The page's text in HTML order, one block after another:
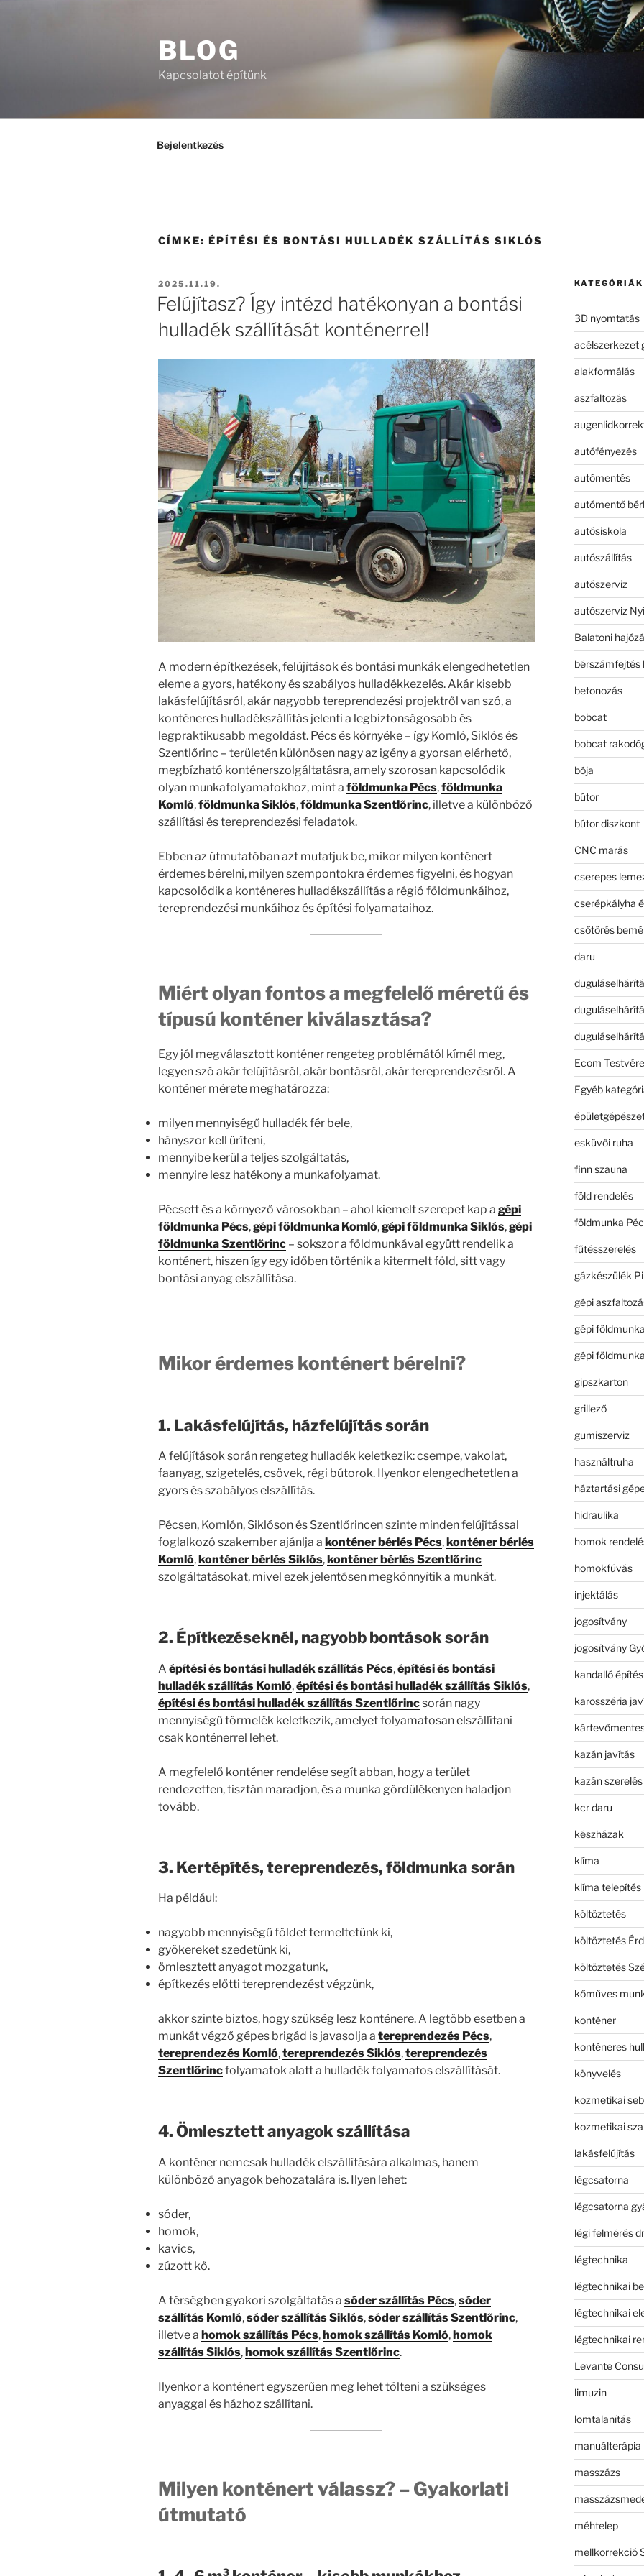
BLOG
Kapcsolatot építünk
Bejelentkezés
CÍMKE: ÉPÍTÉSI ÉS BONTÁSI HULLADÉK SZÁLLÍTÁS SIKLÓS
BEKÜLDVE:
2025.11.19.
Felújítasz? Így intézd hatékonyan a bontási
hulladék szállítását konténerrel!
A modern építkezések, felújítások és bontási munkák elengedhetetlen
eleme a gyors, hatékony és szabályos hulladékkezelés. Akár kisebb
lakásfelújításról, akár nagyobb tereprendezési projektről van szó, a
konténeres hulladékszállítás jelenti a legbiztonságosabb és
legpraktikusabb megoldást. Pécs és környéke – így Komló, Siklós és
Szentlőrinc – területén különösen nagy az igény a gyorsan elérhető,
megbízható konténerszolgáltatásra, amely szorosan kapcsolódik
olyan munkafolyamatokhoz, mint a földmunka Pécs,földmunka
Komló,földmunka Siklós,földmunka Szentlőrinc, illetve a különböző
szállítási és tereprendezési feladatok.
Ebben az útmutatóban azt mutatjuk be, mikor milyen konténert
érdemes bérelni, milyen szempontokra érdemes figyelni, és hogyan
kapcsolódik a konténeres hulladékszállítás a régió földmunkáihoz,
tereprendezési munkáihoz és építési folyamataihoz.
Miért olyan fontos a megfelelő méretű és
típusú konténer kiválasztása?
Egy jól megválasztott konténer rengeteg problémától kímél meg,
legyen szó akár felújításról, akár bontásról, akár tereprendezésről. A
konténer mérete meghatározza:
milyen mennyiségű hulladék fér bele,
hányszor kell üríteni,
mennyibe kerül a teljes szolgáltatás,
mennyire lesz hatékony a munkafolyamat.
Pécsett és a környező városokban – ahol kiemelt szerepet kap a gépi
földmunka Pécs,gépi földmunka Komló,gépi földmunka Siklós,gépi
földmunka Szentlőrinc – sokszor a földmunkával együtt rendelik a
konténert, hiszen így egy időben történik a kitermelt föld, sitt vagy
bontási anyag elszállítása.
Mikor érdemes konténert bérelni?
1. Lakásfelújítás, házfelújítás során
A felújítások során rengeteg hulladék keletkezik: csempe, vakolat,
faanyag, szigetelés, csövek, régi bútorok. Ilyenkor elengedhetetlen a
gyors és szabályos elszállítás.
Pécsen, Komlón, Siklóson és Szentlőrincen szinte minden felújítással
foglalkozó szakember ajánlja a konténer bérlés Pécs, konténer bérlés
Komló, konténer bérlés Siklós, konténer bérlés Szentlőrinc
szolgáltatásokat, mivel ezek jelentősen megkönnyítik a munkát.
2. Építkezéseknél, nagyobb bontások során
A építési és bontási hulladék szállítás Pécs,építési és bontási
hulladék szállítás Komló,építési és bontási hulladék szállítás Siklós,
építési és bontási hulladék szállítás Szentlőrincsorán nagy
mennyiségű törmelék keletkezik, amelyet folyamatosan elszállítani
csak konténerrel lehet.
A megfelelő konténer rendelése segít abban, hogy a terület
rendezetten, tisztán maradjon, és a munka gördülékenyen haladjon
tovább.
3. Kertépítés, tereprendezés, földmunka során
Ha például:
nagyobb mennyiségű földet termeltetünk ki,
gyökereket szedetünk ki,
ömlesztett anyagot mozgatunk,
építkezés előtti tereprendezést végzünk,
akkor szinte biztos, hogy szükség lesz konténere. A legtöbb esetben a
munkát végző gépes brigád is javasolja a tereprendezés Pécs,
tereprendezés Komló,tereprendezés Siklós,tereprendezés
Szentlőrincfolyamatok alatt a hulladék folyamatos elszállítását.
4. Ömlesztett anyagok szállítása
A konténer nemcsak hulladék elszállítására alkalmas, hanem
különböző anyagok behozatalára is. Ilyen lehet:
sóder,
homok,
kavics,
zúzott kő.
A térségben gyakori szolgáltatás a sóder szállítás Pécs,sóder
szállítás Komló,sóder szállítás Siklós,sóder szállítás Szentlőrinc,
illetve a homok szállítás Pécs,homok szállítás Komló,homok
szállítás Siklós,homok szállítás Szentlőrinc.
Ilyenkor a konténert egyszerűen meg lehet tölteni a szükséges
anyaggal és házhoz szállítani.
Milyen konténert válassz? – Gyakorlati
útmutató
KATEGÓRIÁK
3D nyomtatás
acélszerkezet
alakformálás
aszfaltozás
autófényezés
autómentés
autómentő
autósiskola
autószállítás
autószerviz
autószerviz
Balatoni
bérszámfejtés
betonozás
bobcat
bobcat
bója
bútor
bútor diszkont
CNC marás
cserepes
cserépkályha
csőtörés
daru
Ecom
Egyéb
esküvői ruha
finn szauna
föld rendelés
földmunka
fűtésszerelés
gázkészülék
gépi
gépi földmunka
gépi
gipszkarton
grillező
gumiszerviz
használtruha
háztartási
hidraulika
homok
homokfúvás
injektálás
jogosítvány
jogosítvány
kandalló építés
karosszéria
kazán javítás
kazán szerelés
kcr daru
készházak
klíma
klíma telepítés
költöztetés
költöztetés Érd
költöztetés
kőműves
konténer
konténeres
könyvelés
kozmetikai
kozmetikai
lakásfelújítás
légcsatorna
légcsatorna
légi felmérés
légtechnika
légtechnikai
légtechnikai
légtechnikai
Levante
limuzin
lomtalanítás
manuálterápia
masszázs
méhtelep
mellkorrekció